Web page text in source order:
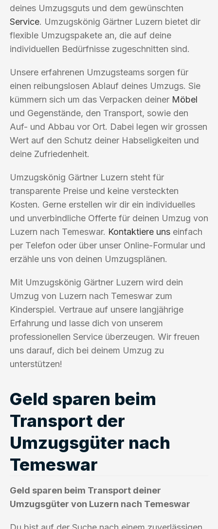
deines Umzugsguts und dem gewünschten
Service. Umzugskönig Gärtner Luzern bietet dir
flexible Umzugspakete an, die auf deine
individuellen Bedürfnisse zugeschnitten sind.
Unsere erfahrenen Umzugsteams sorgen für
einen reibungslosen Ablauf deines Umzugs. Sie
kümmern sich um das Verpacken deiner Möbel
und Gegenstände, den Transport, sowie den
Auf- und Abbau vor Ort. Dabei legen wir grossen
Wert auf den Schutz deiner Habseligkeiten und
deine Zufriedenheit.
Umzugskönig Gärtner Luzern steht für
transparente Preise und keine versteckten
Kosten. Gerne erstellen wir dir ein individuelles
und unverbindliche Offerte für deinen Umzug von
Luzern nach Temeswar. Kontaktiere uns einfach
per Telefon oder über unser Online-Formular und
erzähle uns von deinen Umzugsplänen.
Mit Umzugskönig Gärtner Luzern wird dein
Umzug von Luzern nach Temeswar zum
Kinderspiel. Vertraue auf unsere langjährige
Erfahrung und lasse dich von unserem
professionellen Service überzeugen. Wir freuen
uns darauf, dich bei deinem Umzug zu
unterstützen!
Geld sparen beim
Transport der
Umzugsgüter nach
Temeswar
Geld sparen beim Transport deiner
Umzugsgüter von Luzern nach Temeswar